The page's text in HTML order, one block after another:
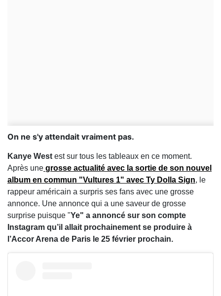
On ne s'y attendait vraiment pas.
Kanye West est sur tous les tableaux en ce moment.
Après une grosse actualité avec la sortie de son nouvel
album en commun "Vultures 1" avec Ty Dolla Sign, le
rappeur américain a surpris ses fans avec une grosse
annonce. Une annonce qui a une saveur de grosse
surprise puisque "Ye" a annoncé sur son compte
Instagram qu’il allait prochainement se produire à
l’Accor Arena de Paris le 25 février prochain.